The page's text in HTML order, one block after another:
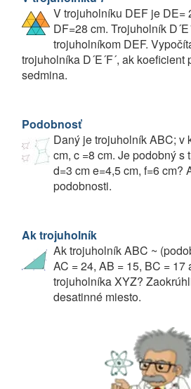
V trojuholníku DEF je DE=
DF=28 cm. Trojuholník
trojuholníkom DEF.
trojuholníka D´E´F´, ak
sedmina.
Podobnosť
Daný je trojuholník ABC; v
cm, c =8 cm. Je podobný s
d=3 cm e=4,5 cm, f=6 cm?
podobnosti.
Ak trojuholník
Ak trojuholník ABC ~
AC = 24, AB = 15, BC = 17
trojuholníka XYZ?
desatinné miesto.